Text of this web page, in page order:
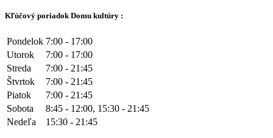
Kľúčový poriadok Domu kultúry :
Pondelok 7:00 - 17:00
Utorok
7:00 - 17:00
Streda
7:00 - 21:45
Štvrtok
7:00 - 21:45
Piatok
7:00 - 21:45
Sobota
8:45 - 12:00, 15:30 - 21:45
Nedeľa
15:30 - 21:45